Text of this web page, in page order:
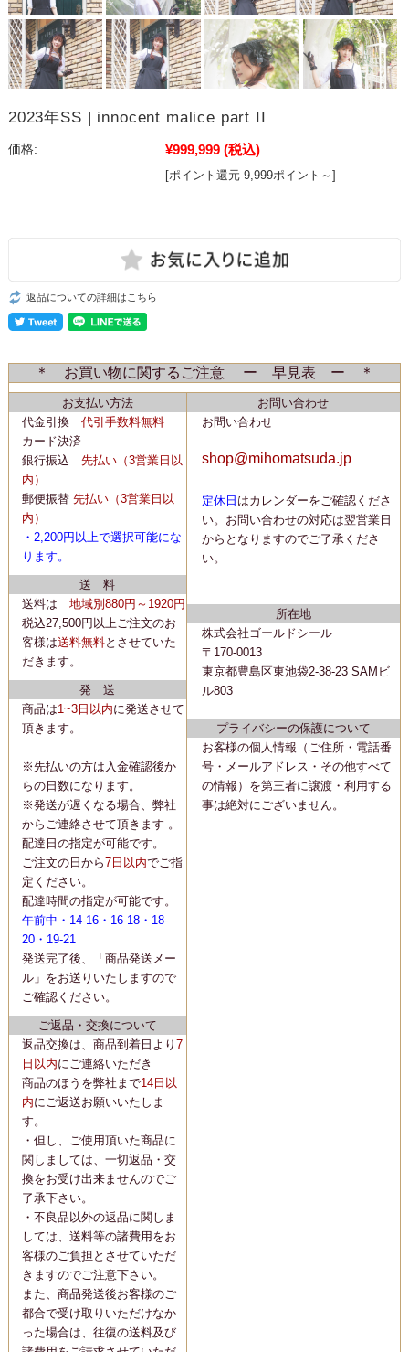
2023年SS | innocent malice part II
価格: ¥999,999 (税込)
[ポイント還元 9,999ポイント～]
返品についての詳細はこちら
＊ お買い物に関するご注意 ー 早見表 ー ＊
お支払い方法
代金引換
代引手数料無料
カード決済
銀行振込
先払い（3営業日以
内）
郵便振替 先払い（3営業日以
内）
・2,200円以上で選択可能にな
ります。
送 料
送料は 地域別880円～1920円
税込27,500円以上ご注文のお
客様は送料無料とさせていた
だきます。
発 送
商品は1~3日以内に発送させて
頂きます。
※先払いの方は入金確認後か
らの日数になります。
※発送が遅くなる場合、弊社
からご連絡させて頂きます 。
配達日の指定が可能です。
ご注文の日から7日以内でご指
定ください。
配達時間の指定が可能です。
午前中・14-16・16-18・18-
20・19-21
発送完了後、「商品発送メー
ル」をお送りいたしますので
ご確認ください。
ご返品・交換について
返品交換は、商品到着日より 7
日以内にご連絡いただき
商品のほうを弊社まで14日以
内にご返送お願いいたしま
す。
・但し、ご使用頂いた商品に
関しましては、一切返品・交
換をお受け出来ませんのでご
了承下さい。
・不良品以外の返品に関しま
しては、送料等の諸費用をお
客様のご負担とさせていただ
きますのでご注意下さい。
また、商品発送後お客様のご
都合で受け取りいただけなか
った場合は、往復の送料及び
お問い合わせ
お問い合わせ
shop@mihomatsuda.jp
定休日 はカレンダーをご確認くださ
い。 お問い合わせの対応は翌営業日
からとなりますのでご了承くださ
い。
所在地
株式会社ゴールドシール
〒170-0013
東京都豊島区東池袋2-38-23 SAMビ
ル803
プライバシーの保護について
お客様の個人情報（ご住所・電話番
号・メールアドレス・その他すべて
の情報）を第三者に譲渡・利用する
事は絶対にございません。